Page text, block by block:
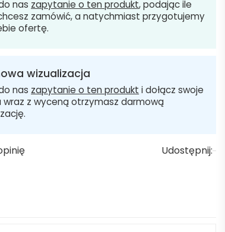
nas zapytanie o ten produkt, podając ile
zamówić, a natychmiast przygotujemy
ofertę.
wizualizacja
nas zapytanie o ten produkt i dołącz swoje
wraz z wyceną otrzymasz darmową
Udostępnij: